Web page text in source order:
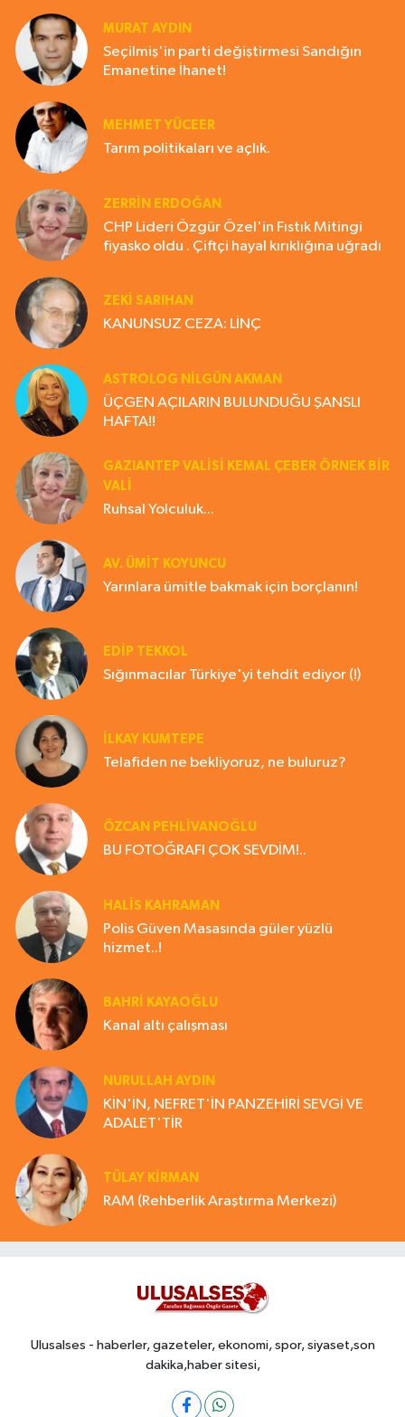
MURAT AYDIN
Seçilmiş'in parti değiştirmesi Sandığın
Emanetine İhanet!
MEHMET YÜCEER
Tarım politikaları ve açlık.
ZERRIN ERDOĞAN
CHP Lideri Özgür Özel'in Fıstık Mitingi
fiyasko oldu . Çiftçi hayal kırıklığına uğradı
ZEKI SARIHAN
KANUNSUZ CEZA: LİNÇ
ASTROLOG NILGÜN AKMAN
ÜÇGEN AÇILARIN BULUNDUĞU ŞANSLI
HAFTA!!
GAZIANTEP VALISI KEMAL ÇEBER ÖRNEK BİR
VALİ
Ruhsal Yolculuk...
AV. ÜMIT KOYUNCU
Yarınlara ümitle bakmak için borçlanın!
EDIP TEKKOL
Sığınmacılar Türkiye'yi tehdit ediyor (!)
İLKAY KUMTEPE
Telafiden ne bekliyoruz, ne buluruz?
ÖZCAN PEHLİVANOĞLU
BU FOTOĞRAFI ÇOK SEVDİM!..
HALIS KAHRAMAN
Polis Güven Masasında güler yüzlü
hizmet..!
BAHRI KAYAOĞLU
Kanal altı çalışması
NURULLAH AYDIN
KİN'İN, NEFRET'İN PANZEHİRİ SEVGİ VE
ADALET'TİR
TÜLAY KİRMAN
RAM (Rehberlik Araştırma Merkezi)
Ulusalses - haberler, gazeteler, ekonomi, spor, siyaset,son
dakika,haber sitesi,